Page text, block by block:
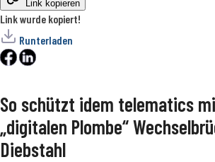
Link kopieren
Link wurde kopiert!
Runterladen
So schützt idem telematics
„digitalen Plombe“
Diebstahl